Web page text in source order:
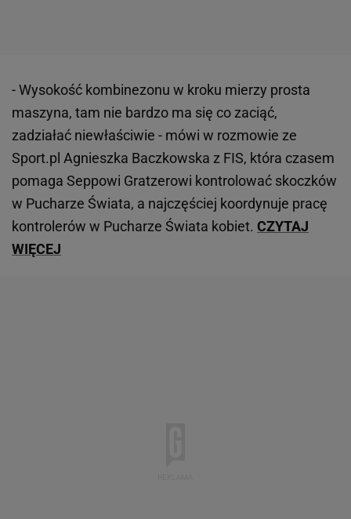
- Wysokość kombinezonu w kroku mierzy prosta
maszyna, tam nie bardzo ma się co zaciąć,
zadziałać niewłaściwie - mówi w rozmowie ze
Sport.pl Agnieszka Baczkowska z FIS, która czasem
pomaga Seppowi Gratzerowi kontrolować skoczków
w Pucharze Świata, a najczęściej koordynuje pracę
kontrolerów w Pucharze Świata kobiet. CZYTAJ
WIĘCEJ